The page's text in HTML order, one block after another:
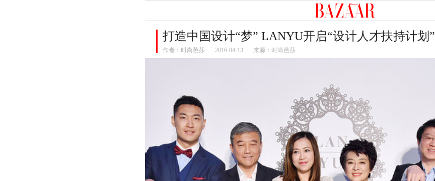
打造中国设计“梦” LANYU开启“设计人才扶持计划”
作者： 时尚芭莎 2016-04-13 来源：时尚芭莎